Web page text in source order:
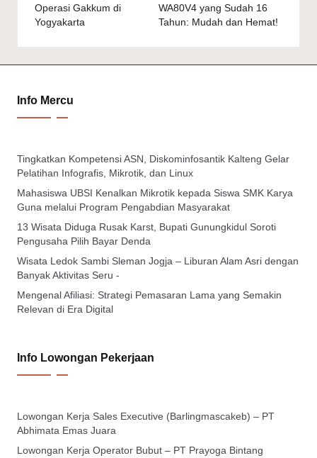
Operasi Gakkum di
Yogyakarta
WA80V4 yang Sudah 16
Tahun: Mudah dan Hemat!
Info Mercu
Tingkatkan Kompetensi ASN, Diskominfosantik Kalteng Gelar
Pelatihan Infografis, Mikrotik, dan Linux
Mahasiswa UBSI Kenalkan Mikrotik kepada Siswa SMK Karya
Guna melalui Program Pengabdian Masyarakat
13 Wisata Diduga Rusak Karst, Bupati Gunungkidul Soroti
Pengusaha Pilih Bayar Denda
Wisata Ledok Sambi Sleman Jogja – Liburan Alam Asri dengan
Banyak Aktivitas Seru -
Mengenal Afiliasi: Strategi Pemasaran Lama yang Semakin
Relevan di Era Digital
Info Lowongan Pekerjaan
Lowongan Kerja Sales Executive (Barlingmascakeb) – PT
Abhimata Emas Juara
Lowongan Kerja Operator Bubut – PT Prayoga Bintang